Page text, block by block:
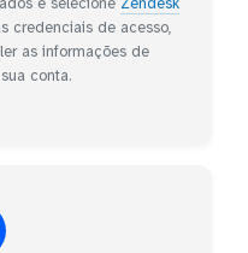
credenciais de acesso,
as informações de
conta.